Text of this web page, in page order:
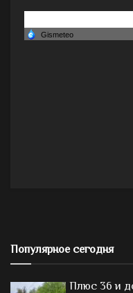
Популярное сегодня
Плюс 36 и